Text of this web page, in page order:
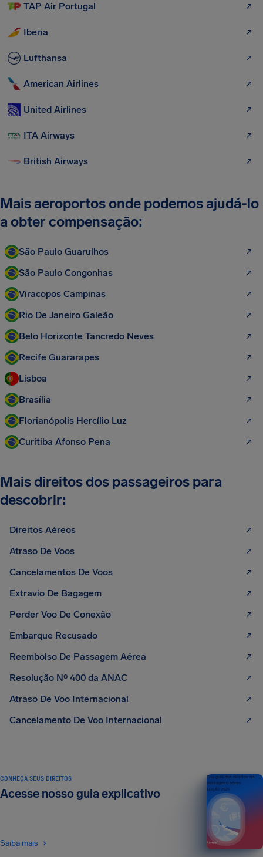
TAP Air Portugal
Iberia
Lufthansa
American Airlines
United Airlines
ITA Airways
British Airways
Mais aeroportos onde podemos ajudá-lo
a obter compensação:
São Paulo Guarulhos
São Paulo Congonhas
Viracopos Campinas
Rio De Janeiro Galeão
Belo Horizonte Tancredo Neves
Recife Guararapes
Lisboa
Brasília
Florianópolis Hercílio Luz
Curitiba Afonso Pena
Mais direitos dos passageiros para
descobrir:
Direitos Aéreos
Atraso De Voos
Cancelamentos De Voos
Extravio De Bagagem
Perder Voo De Conexão
Embarque Recusado
Reembolso De Passagem Aérea
Resolução Nº 400 da ANAC
Atraso De Voo Internacional
Cancelamento De Voo Internacional
CONHEÇA SEUS DIREITOS
Acesse nosso guia explicativo
Saiba mais
Seu guia dos direitos do
passageiro aéreo
EDIÇÃO 2026